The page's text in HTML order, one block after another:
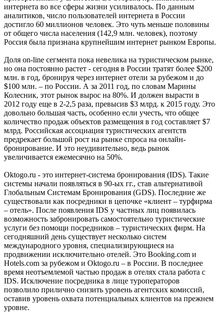
интернета во все сферы жизни усиливалось. По данным
аналитиков, число пользователей интернета в России
достигло 60 миллионов человек. Это чуть меньше половины
от общего числа населения (142,9 млн. человек), поэтому
Россия была признана крупнейшим интернет рынком Европы.
Доля on-line сегмента пока невелика на туристическом рынке,
но она постоянно растет - сегодня в России тратят более $200
млн. в год, бронируя через интернет отели за рубежом и до
$100 млн. – по России. А за 2011 год, по словам Марины
Колесник, этот рынок вырос на 80%. И должен вырасти в
2012 году еще в 2-2,5 раза, превысив $3 млрд. к 2015 году. Это
довольно большая часть, особенно если учесть, что общее
количество продаж объектов размещения в год составляет $7
млрд. Российская ассоциация туристических агентств
предрекает большой рост на рынке спроса на онлайн-
бронирование. И это неудивительно, ведь рынок
увеличивается ежемесячно на 50%.
Oktogo.ru - это интернет-система бронирования (IDS). Такие
системы начали появляться в 90-ыx гг., став альтернативой
Глобальным Системам Бронирования (GDS). Последние же
существовали как посредники в цепочке «клиент – турфирма
– отель». После появления IDS у частных лиц появилась
возможность забронировать самостоятельно туристические
услуги без помощи посредников – туристических фирм. На
сегодняшний день существует несколько систем
международного уровня, специализирующиеся на
продвижении исключительно отелей. Это Booking.com и
Hotels.com за рубежом и Oktogo.ru – в России. В последнее
время неотъемлемой частью продаж в отелях стала работа с
IDS. Исключение посредника в лице туроператоров
позволило прилично снизить уровень агентских комиссий,
оставив уровень охвата потенциальных клиентов на прежнем
уровне.